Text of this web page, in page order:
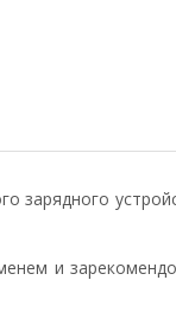
зарядного
и